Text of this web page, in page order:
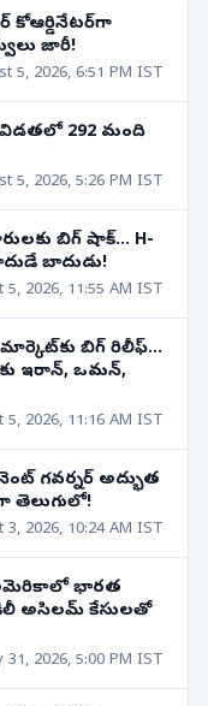
కోఆర్డినేటర్‌గా
జారీ!
5, 2026, 6:51 PM IST
విడతలో 292 మంది
5, 2026, 5:26 PM IST
బిగ్ షాక్... H-
పై బాదుడే బాదుడు!
5, 2026, 11:55 AM IST
మార్కెట్‌కు బిగ్ రిలీఫ్...
ఇరాన్, ఒమన్,
5, 2026, 11:16 AM IST
గవర్నర్ అద్భుత
తెలుగులో!
3, 2026, 10:24 AM IST
అమెరికాలో భారత
అసిలమ్ కేసులతో
31, 2026, 5:00 PM IST